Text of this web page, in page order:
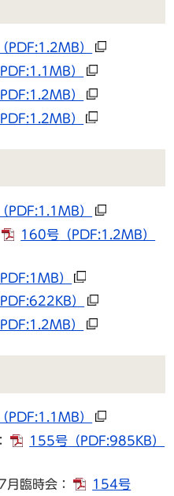
（PDF:1.2MB）
PDF:1.1MB）
PDF:1.2MB）
PDF:1.2MB）
（PDF:1.1MB）
160号 （PDF:1.2MB）
PDF:1MB）
PDF:622KB）
PDF:1.2MB）
（PDF:1.1MB）
155号 （PDF:985KB）
臨時会：
154号